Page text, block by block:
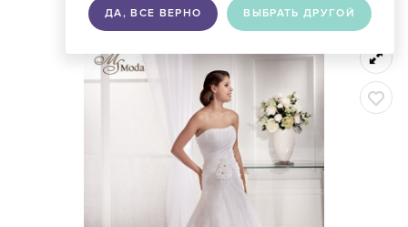
ДА, ВСЕ ВЕРНО ВЫБРАТЬ ДРУГОЙ